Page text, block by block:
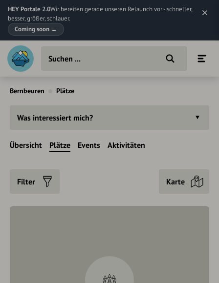
HEY Portale 2.0Wir bereiten gerade unseren Relaunch vor - schneller,
besser, größer, schlauer.
Coming soon →
Bernbeuren Plätze
Was interessiert mich?
Übersicht Plätze Events Aktivitäten
Filter Karte